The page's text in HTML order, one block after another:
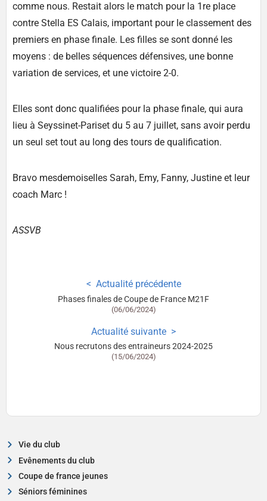
comme nous. Restait alors le match pour la 1re place
contre Stella ES Calais, important pour le classement des
premiers en phase finale. Les filles se sont donné les
moyens : de belles séquences défensives, une bonne
variation de services, et une victoire 2-0.
Elles sont donc qualifiées pour la phase finale, qui aura
lieu à Seyssinet-Pariset du 5 au 7 juillet, sans avoir perdu
un seul set tout au long des tours de qualification.
Bravo mesdemoiselles Sarah, Emy, Fanny, Justine et leur
coach Marc !
ASSVB
Actualité précédente
Phases finales de Coupe de France M21F
(06/06/2024)
Actualité suivante
Nous recrutons des entraineurs 2024-2025
(15/06/2024)
Vie du club
Evênements du club
Coupe de france jeunes
Séniors féminines